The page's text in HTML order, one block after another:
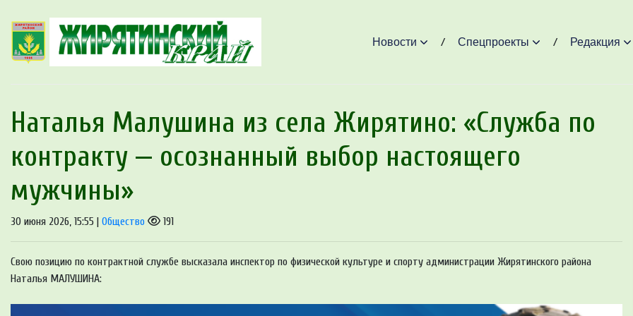
Новости Спецпроекты Редакция
Наталья Малушина из села Жирятино: «Служба по
контракту — осознанный выбор настоящего
мужчины»
30 июня 2026, 15:55 | Общество 191
Свою позицию по контрактной службе высказала инспектор по физической культуре и спорту администрации Жирятинского района
Наталья МАЛУШИНА: